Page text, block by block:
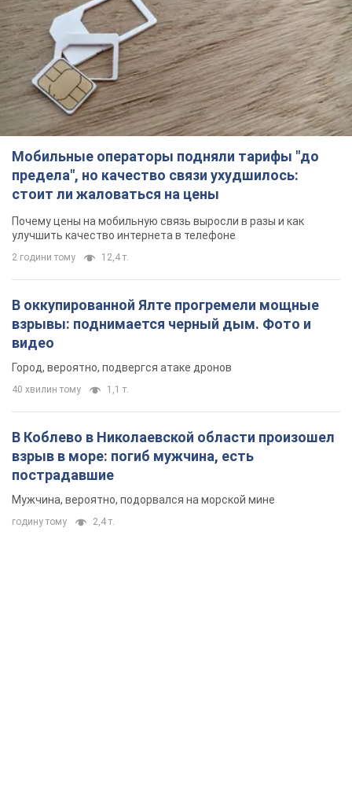
Мобильные операторы подняли тарифы "до
предела", но качество связи ухудшилось:
стоит ли жаловаться на цены
Почему цены на мобильную связь выросли в разы и как
улучшить качество интернета в телефоне
2 години тому 12,4 т.
В оккупированной Ялте прогремели мощные
взрывы: поднимается черный дым. Фото и
видео
Город, вероятно, подвергся атаке дронов
40 хвилин тому 1,1 т.
В Коблево в Николаевской области произошел
взрыв в море: погиб мужчина, есть
пострадавшие
Мужчина, вероятно, подорвался на морской мине
годину тому 2,4 т.